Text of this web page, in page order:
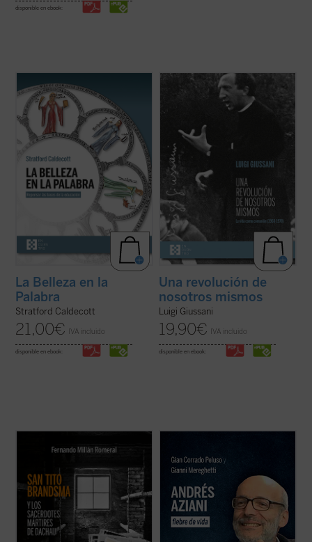
disponible en ebook:
La Belleza en la Palabra
contribución única para devolver la
realidad al centro del aprendizaje. A los
interrogantes ¿qué es una buena
educación? o ¿para qué sirve?, Stratford
Caldecott ensaya una respuesta arrojando
una nueva ...(ver ficha)
La Belleza en la
Palabra
Stratford Caldecott
21,00€ IVA incluido
disponible en ebook:
Los textos reunidos en este libro
pertenecen a un momento delicado y
crucial de la historia de Comunión y
Liberación (CL). Se remontan a los años
nacida de don Giussani en 1954 sufrió una
profunda ...(ver ficha)
Una revolución de
nosotros mismos
Luigi Giussani
19,90€ IVA incluido
disponible en ebook:
sufrieron cautiverio en Dachau. De ellos,
las penalidades unos 1.800, de los cuales,
1.106 polacos. El carmelita holandés Tito
Brandsma ha sido ya canonizado y 57 ...
(ver ficha)
beatificación en 2016 de un profesor de
filosofía italiano llamado Andrés Aziani.
¿Quién fue este docente que impactó de tal
forma las vidas de tantas personas a ...
(ver
ficha)